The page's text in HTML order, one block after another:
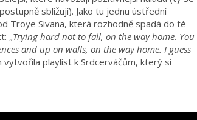
sbližují). Jako tu jednu ústřední
Troye Sivana, která rozhodně spadá do té
„Trying hard not to fall, on the way home. You
and up on walls, on the way home. I guess
vytvořila playlist k Srdcerváčům, který si